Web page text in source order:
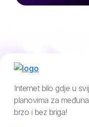
Internet bilo gdje u
planovima za
brzo i bez briga!